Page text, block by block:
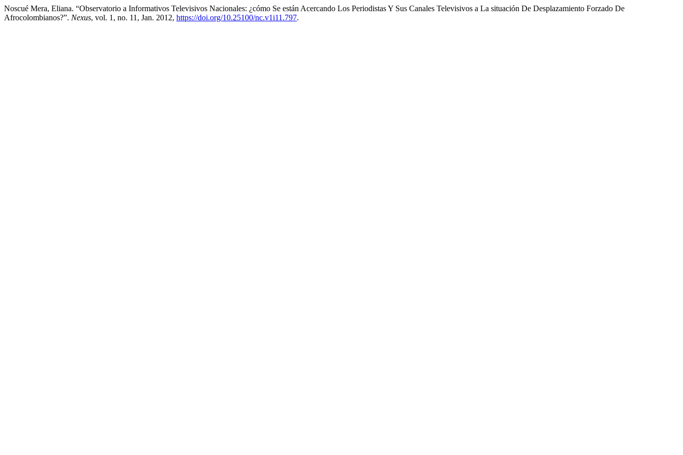
Noscué Mera, Eliana. “Observatorio a Informativos Televisivos Nacionales: ¿cómo Se están Acercando Los Periodistas Y Sus Canales Televisivos a La situación De Desplazamiento Forzado De
Afrocolombianos?”. Nexus, vol. 1, no. 11, Jan. 2012, https://doi.org/10.25100/nc.v1i11.797.